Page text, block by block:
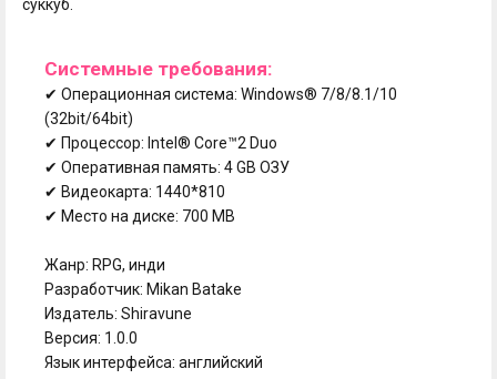
суккуб.
Системные требования:
✔ Операционная система: Windows® 7/8/8.1/10
(32bit/64bit)
✔ Процессор: Intel® Core™2 Duo
✔ Оперативная память: 4 GB ОЗУ
✔ Видеокарта: 1440*810
✔ Место на диске: 700 MB
Жанр: RPG, инди
Разработчик: Mikan Batake
Издатель: Shiravune
Версия: 1.0.0
Язык интерфейса: английский